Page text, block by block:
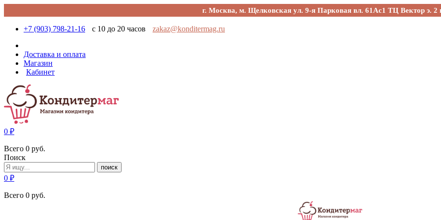
г. Москва, м. Щелковская ул. 9-я Парковая вл. 61Ас1 ТЦ Вектор э. 2
+7 (903) 798-21-16 с 10 до 20 часов zakaz@konditermag.ru
Доставка и оплата
Магазин
Кабинет
0 ₽
Всего 0 руб.
Поиск
поиск
0 ₽
Всего 0 руб.